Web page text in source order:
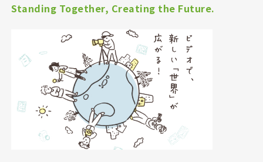
Standing Together, Creating the Future.